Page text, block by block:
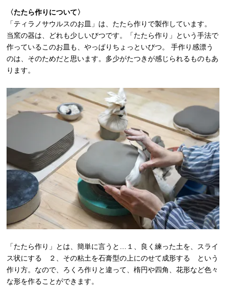
〈たたら作りについて〉
「ティラノサウルスのお皿」は、たたら作りで製作しています。
当窯の器は、どれも少しいびつです。「たたら作り」という手法で
作っているこのお皿も、やっぱりちょっといびつ。 手作り感漂う
のは、そのためだと思います。多少がたつきが感じられるものもあ
ります。
「たたら作り」とは、簡単に言うと…１、良く練った土を、スライ
ス状にする ２、その粘土を石膏型の上にのせて成形する という
作り方。なので、ろくろ作りと違って、楕円や四角、花形など色々
な形を作ることができます。